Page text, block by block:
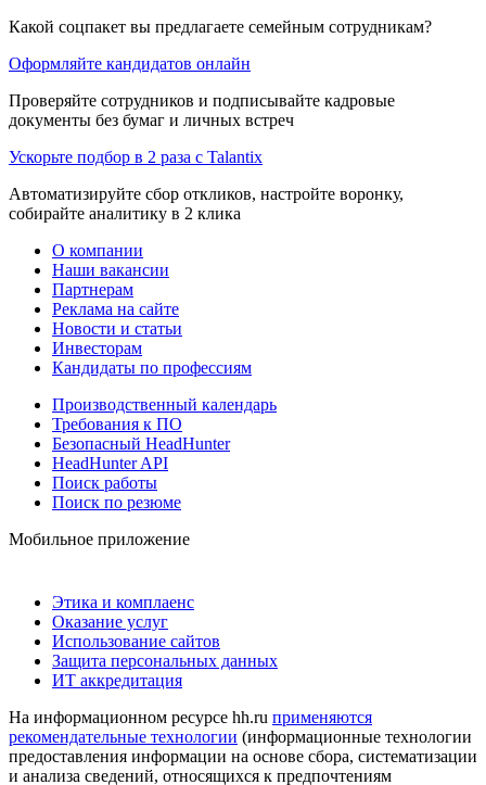
Какой соцпакет вы предлагаете семейным сотрудникам?
Оформляйте кандидатов онлайн
Проверяйте сотрудников и подписывайте кадровые
документы без бумаг и личных встреч
Ускорьте подбор в 2 раза с Talantix
Автоматизируйте сбор откликов, настройте воронку,
собирайте аналитику в 2 клика
О компании
Наши вакансии
Партнерам
Реклама на сайте
Новости и статьи
Инвесторам
Кандидаты по профессиям
Производственный календарь
Требования к ПО
Безопасный HeadHunter
HeadHunter API
Поиск работы
Поиск по резюме
Мобильное приложение
Этика и комплаенс
Оказание услуг
Использование сайтов
Защита персональных данных
ИТ аккредитация
На информационном ресурсе hh.ru применяются
рекомендательные технологии (информационные технологии
предоставления информации на основе сбора, систематизации
и анализа сведений, относящихся к предпочтениям